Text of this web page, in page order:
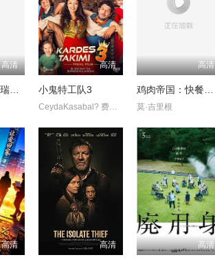
高清
Trustor丑闻：瑞典金融案内幕
高清
小鬼特工队3
CeydaKasabal? 费拉特·阿尔拜伦
高清
鸡肉帝国：快餐阴谋
莫·吉里根
高清 高清 高清